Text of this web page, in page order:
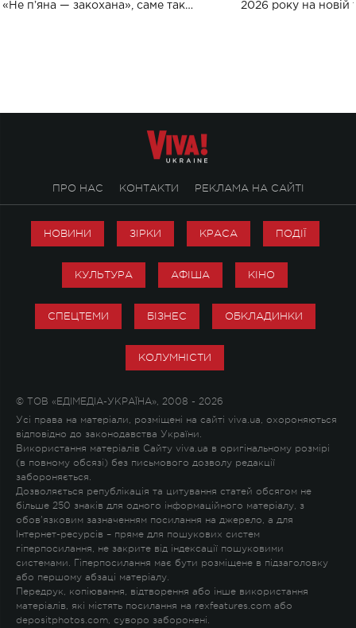
«Не пʼяна — закохана», саме так
2026 року на новій
ПРО НАС КОНТАКТИ РЕКЛАМА НА САЙТІ
НОВИНИ ЗІРКИ КРАСА ПОДІЇ
КУЛЬТУРА АФІША КІНО
СПЕЦТЕМИ БІЗНЕС ОБКЛАДИНКИ
КОЛУМНІСТИ
© ТОВ «ЕДІМЕДІА-УКРАЇНА», 2008 - 2026
Усі права на матеріали, розміщені на сайті viva.ua, охороняються
відповідно до законодавства України.
Використання матеріалів Сайту viva.ua в оригінальному розмірі
(в повному обсязі) без письмового дозволу редакції
забороняється.
Дозволяється републікація та цитування статей обсягом не
більше 250 знаків для одного інформаційного матеріалу, з
обов'язковим зазначенням посилання на джерело, а для
Інтернет-ресурсів – пряме для пошукових систем
гіперпосилання, не закрите від індексації пошуковими
системами. Гіперпосилання має бути розміщене в підзаголовку
або першому абзаці матеріалу.
Передрук, копіювання, відтворення або інше використання
матеріалів, які містять посилання на rexfeatures.com або
depositphotos.com, суворо заборонені.